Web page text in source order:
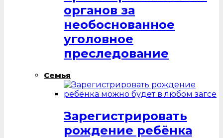
органов за
необоснованное
уголовное
преследование
Семья
Зарегистрировать
рождение ребёнка